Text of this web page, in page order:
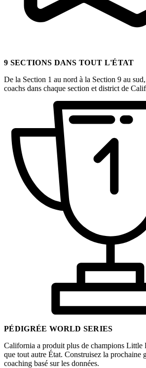
9 SECTIONS DANS TOUT L'ÉTAT
De la Section 1 au nord à la Section 9 au
coachs dans chaque section et district de
PÉDIGRÉE WORLD SERIES
California a produit plus de champions Little
que tout autre État. Construisez la prochaine
coaching basé sur les données.